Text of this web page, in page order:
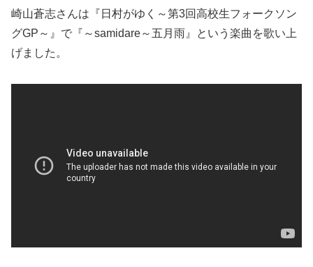
崎山蒼志さんは『日村がゆく～第3回高校生フォークソン
グGP～』で『～samidare～五月雨』という楽曲を歌い上
げました。